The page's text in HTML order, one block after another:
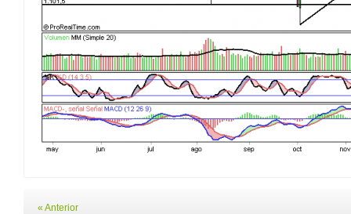
« Anterior